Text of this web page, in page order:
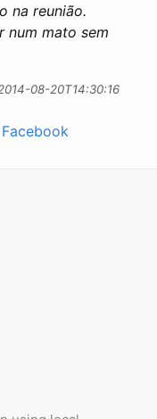
na reunião.
num mato sem
08-20T14:30:16
Facebook